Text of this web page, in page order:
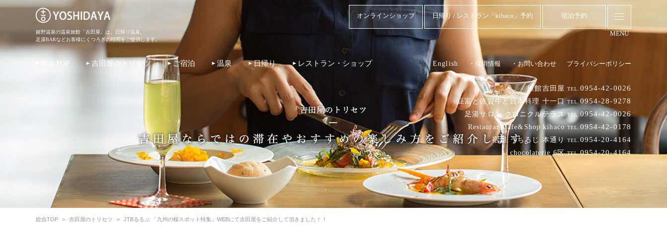
嬉野温泉の温泉旅館「吉田屋」は、日帰り温泉、
足湯BARなどお客様にくつろぎの時間をご提供します。
オンラインショップ 日帰り / レストラン「kihaco」予約 宿泊予約
MENU
旅館吉田屋TEL. 0954-42-0026
豆富と佐賀牛と日本料理 十一口TEL. 0954-28-9278
足湯サロン クロニクルテラスTEL.0954-42-0026
RestaurantCafe&Shop kihacoTEL. 0954-42-0178
宿屋 うちろじ 本通りTEL. 0954-20-4164
chocolaterie 6区TEL.0954-20-4164
総合TOP 吉田屋のトリセツ ご宿泊 温泉 日帰り レストラン・ショップ English ・採用情報 ・お問い合わせ プライバシーポリシー
総合TOP > 吉田屋のトリセツ > JTBるるぶ 「九州の桜スポット特集」WEBにて吉田屋をご紹介して頂きました！！